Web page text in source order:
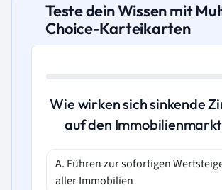
Teste dein Wissen mit
Choice-Karteikarten
Wie wirken sich sinkende
auf den
A. Führen zur sofortigen
aller Immobilien